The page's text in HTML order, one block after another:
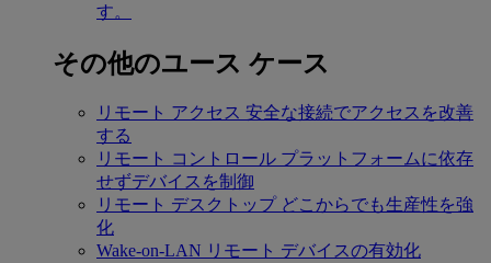
す。
その他のユース ケース
リモート アクセス 安全な接続でアクセスを改善
する
リモート コントロール プラットフォームに依存
せずデバイスを制御
リモート デスクトップ どこからでも生産性を強
化
Wake-on-LAN リモート デバイスの有効化